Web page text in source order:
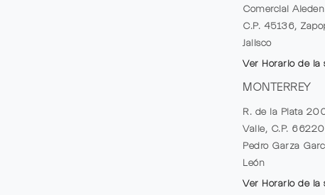
Comercial
C.P. 45136,
Jalisco
Ver Horario de la
MONTERREY
R. de la Plata
Valle, C.P.
Pedro Garza
León
Ver Horario de la